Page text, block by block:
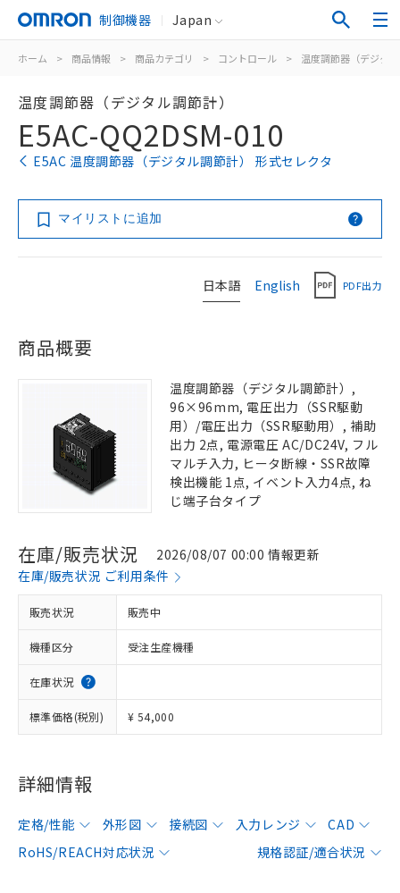
制御機器 Japan
ホーム > 商品情報 > 商品カテゴリ > コントロール > 温度調節器（デジタ
温度調節器（デジタル調節計）
E5AC-QQ2DSM-010
E5AC 温度調節器（デジタル調節計） 形式セレクタ
マイリストに追加
日本語 English PDF出力
商品概要
温度調節器（デジタル調節計）,
96×96mm, 電圧出力（SSR駆動
用）/電圧出力（SSR駆動用）, 補助
出力 2点, 電源電圧 AC/DC24V, フル
マルチ入力, ヒータ断線・SSR故障
検出機能 1点, イベント入力4点, ね
じ端子台タイプ
在庫/販売状況
2026/08/07 00:00 情報更新
在庫/販売状況 ご利用条件
販売状況 販売中
機種区分 受注生産機種
在庫状況
標準価格(税別) ¥ 54,000
詳細情報
定格/性能 外形図 接続図 入力レンジ
CAD
RoHS/REACH対応状況
規格認証/適合状況